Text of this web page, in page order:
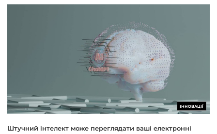
ІННОВАЦІЇ
Штучний інтелект може переглядати ваші електронні